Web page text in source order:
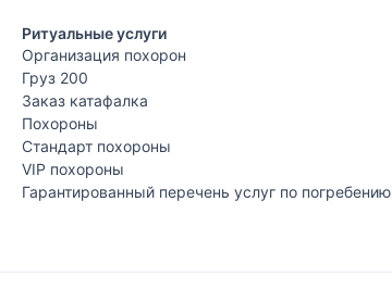
Ритуальные услуги
Организация похорон
Груз 200
Заказ катафалка
Похороны
Стандарт похороны
VIP похороны
Гарантированный перечень услуг по погребению